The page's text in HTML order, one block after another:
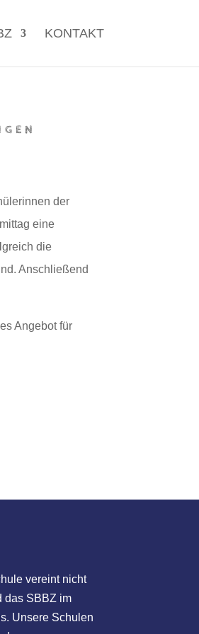
KONTAKT
der
eine
die
Anschließend
Angebot für
vereint nicht
das SBBZ im
Unsere Schulen